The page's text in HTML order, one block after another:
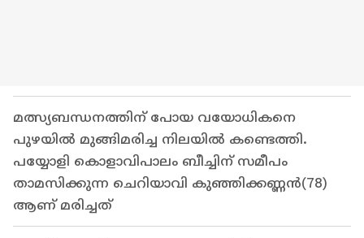
മത്സ്യബന്ധനത്തിന് പോയ വയോധികനെ
പുഴയില്‍ മുങ്ങിമരിച്ച നിലയില്‍ കണ്ടെത്തി.
പയ്യോളി കൊളാവിപാലം ബീച്ചിന് സമീപം
താമസിക്കുന്ന ചെറിയാവി കുഞ്ഞിക്കണ്ണന്‍(78)
ആണ് മരിച്ചത്